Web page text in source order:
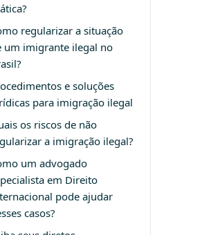
regularizar a situação
um imigrante ilegal no
e soluções
para imigração ilegal
os riscos de não
a imigração ilegal?
um advogado
em Direito
pode ajudar
casos?